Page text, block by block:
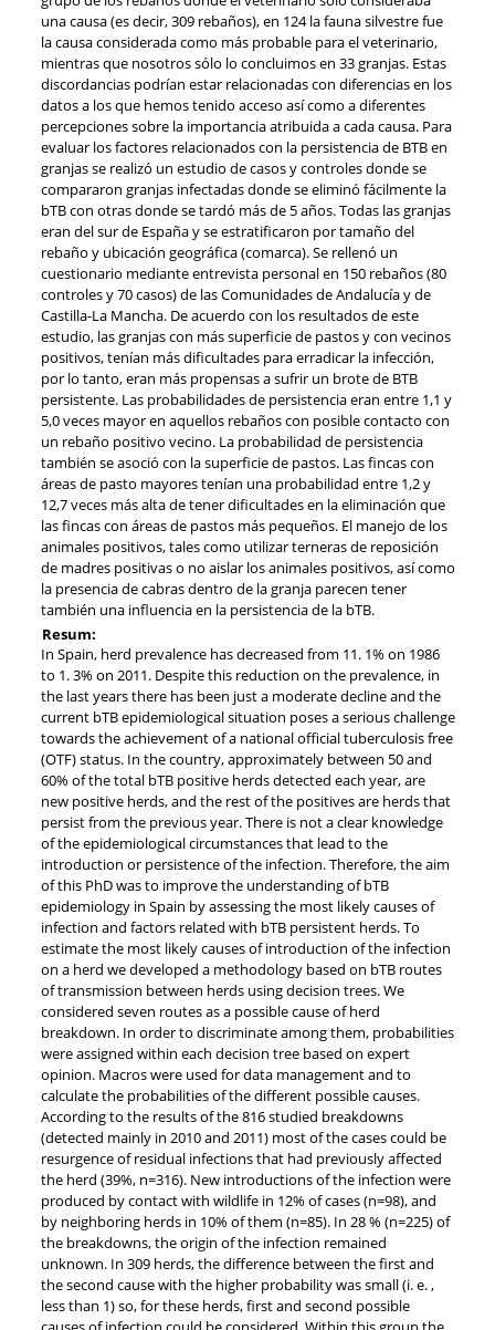
una causa (es decir, 309 rebaños), en 124 la fauna silvestre fue
la causa considerada como más probable para el veterinario,
mientras que nosotros sólo lo concluimos en 33 granjas. Estas
discordancias podrían estar relacionadas con diferencias en los
datos a los que hemos tenido acceso así como a diferentes
percepciones sobre la importancia atribuida a cada causa. Para
evaluar los factores relacionados con la persistencia de BTB en
granjas se realizó un estudio de casos y controles donde se
compararon granjas infectadas donde se eliminó fácilmente la
bTB con otras donde se tardó más de 5 años. Todas las granjas
eran del sur de España y se estratificaron por tamaño del
rebaño y ubicación geográfica (comarca). Se rellenó un
cuestionario mediante entrevista personal en 150 rebaños (80
controles y 70 casos) de las Comunidades de Andalucía y de
Castilla-La Mancha. De acuerdo con los resultados de este
estudio, las granjas con más superficie de pastos y con vecinos
positivos, tenían más dificultades para erradicar la infección,
por lo tanto, eran más propensas a sufrir un brote de BTB
persistente. Las probabilidades de persistencia eran entre 1,1 y
5,0 veces mayor en aquellos rebaños con posible contacto con
un rebaño positivo vecino. La probabilidad de persistencia
también se asoció con la superficie de pastos. Las fincas con
áreas de pasto mayores tenían una probabilidad entre 1,2 y
12,7 veces más alta de tener dificultades en la eliminación que
las fincas con áreas de pastos más pequeños. El manejo de los
animales positivos, tales como utilizar terneras de reposición
de madres positivas o no aislar los animales positivos, así como
la presencia de cabras dentro de la granja parecen tener
también una influencia en la persistencia de la bTB.
Resum:
In Spain, herd prevalence has decreased from 11. 1% on 1986
to 1. 3% on 2011. Despite this reduction on the prevalence, in
the last years there has been just a moderate decline and the
current bTB epidemiological situation poses a serious challenge
towards the achievement of a national official tuberculosis free
(OTF) status. In the country, approximately between 50 and
60% of the total bTB positive herds detected each year, are
new positive herds, and the rest of the positives are herds that
persist from the previous year. There is not a clear knowledge
of the epidemiological circumstances that lead to the
introduction or persistence of the infection. Therefore, the aim
of this PhD was to improve the understanding of bTB
epidemiology in Spain by assessing the most likely causes of
infection and factors related with bTB persistent herds. To
estimate the most likely causes of introduction of the infection
on a herd we developed a methodology based on bTB routes
of transmission between herds using decision trees. We
considered seven routes as a possible cause of herd
breakdown. In order to discriminate among them, probabilities
were assigned within each decision tree based on expert
opinion. Macros were used for data management and to
calculate the probabilities of the different possible causes.
According to the results of the 816 studied breakdowns
(detected mainly in 2010 and 2011) most of the cases could be
resurgence of residual infections that had previously affected
the herd (39%, n=316). New introductions of the infection were
produced by contact with wildlife in 12% of cases (n=98), and
by neighboring herds in 10% of them (n=85). In 28 % (n=225) of
the breakdowns, the origin of the infection remained
unknown. In 309 herds, the difference between the first and
the second cause with the higher probability was small (i. e. ,
less than 1) so, for these herds, first and second possible